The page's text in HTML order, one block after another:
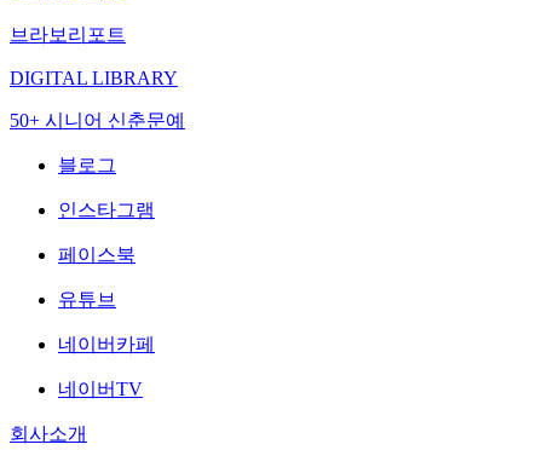
브라보리포트
DIGITAL LIBRARY
50+ 시니어 신춘문예
블로그
인스타그램
페이스북
유튜브
네이버카페
네이버TV
회사소개